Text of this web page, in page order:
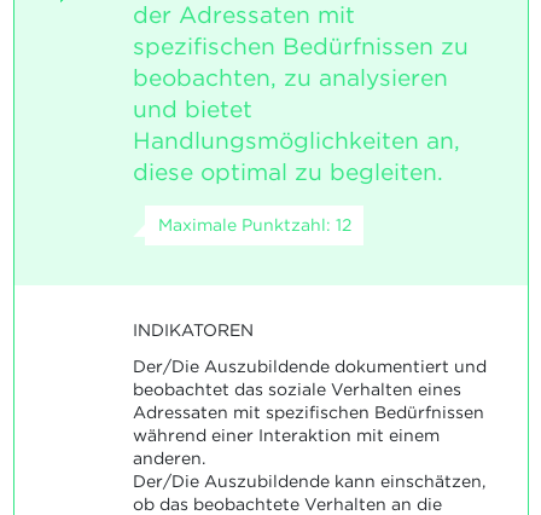
der Adressaten mit
spezifischen Bedürfnissen zu
beobachten, zu analysieren
und bietet
Handlungsmöglichkeiten an,
diese optimal zu begleiten.
Maximale Punktzahl: 12
INDIKATOREN
Der/Die Auszubildende dokumentiert und
beobachtet das soziale Verhalten eines
Adressaten mit spezifischen Bedürfnissen
während einer Interaktion mit einem
anderen.
Der/Die Auszubildende kann einschätzen,
ob das beobachtete Verhalten an die